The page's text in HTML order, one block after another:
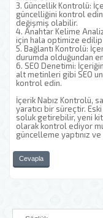
3. Güncellik Kontrolü:
güncelliğini kontrol
değişmiş olabilir.
4. Anahtar Kelime
için hala optimize
5. Bağlantı Kontrolü:
durumda olduğundan
6. SEO Denetimi:
alt metinleri gibi SEO
kontrol edin.
İçerik Nabız Kontrolü,
yaratıcı bir süreçtir.
soluk getirebilir, yeni
olarak kontrol ediyor
güncelleme yaptınız
Cevapla